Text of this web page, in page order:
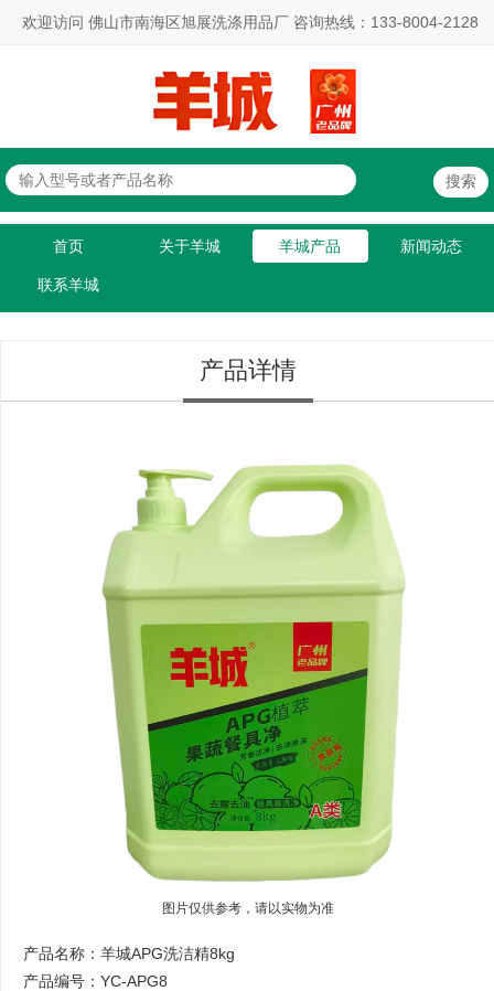
欢迎访问 佛山市南海区旭展洗涤用品厂 咨询热线：133-8004-2128
首页 关于羊城 羊城产品 新闻动态
联系羊城
产品详情
图片仅供参考，请以实物为准
产品名称：羊城APG洗洁精8kg
产品编号：YC-APG8